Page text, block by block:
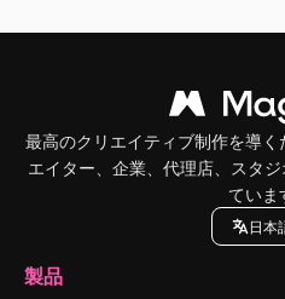
最高のクリエイティブ制作を導
エイター、企業、代理店、スタ
ていま
日本
製品